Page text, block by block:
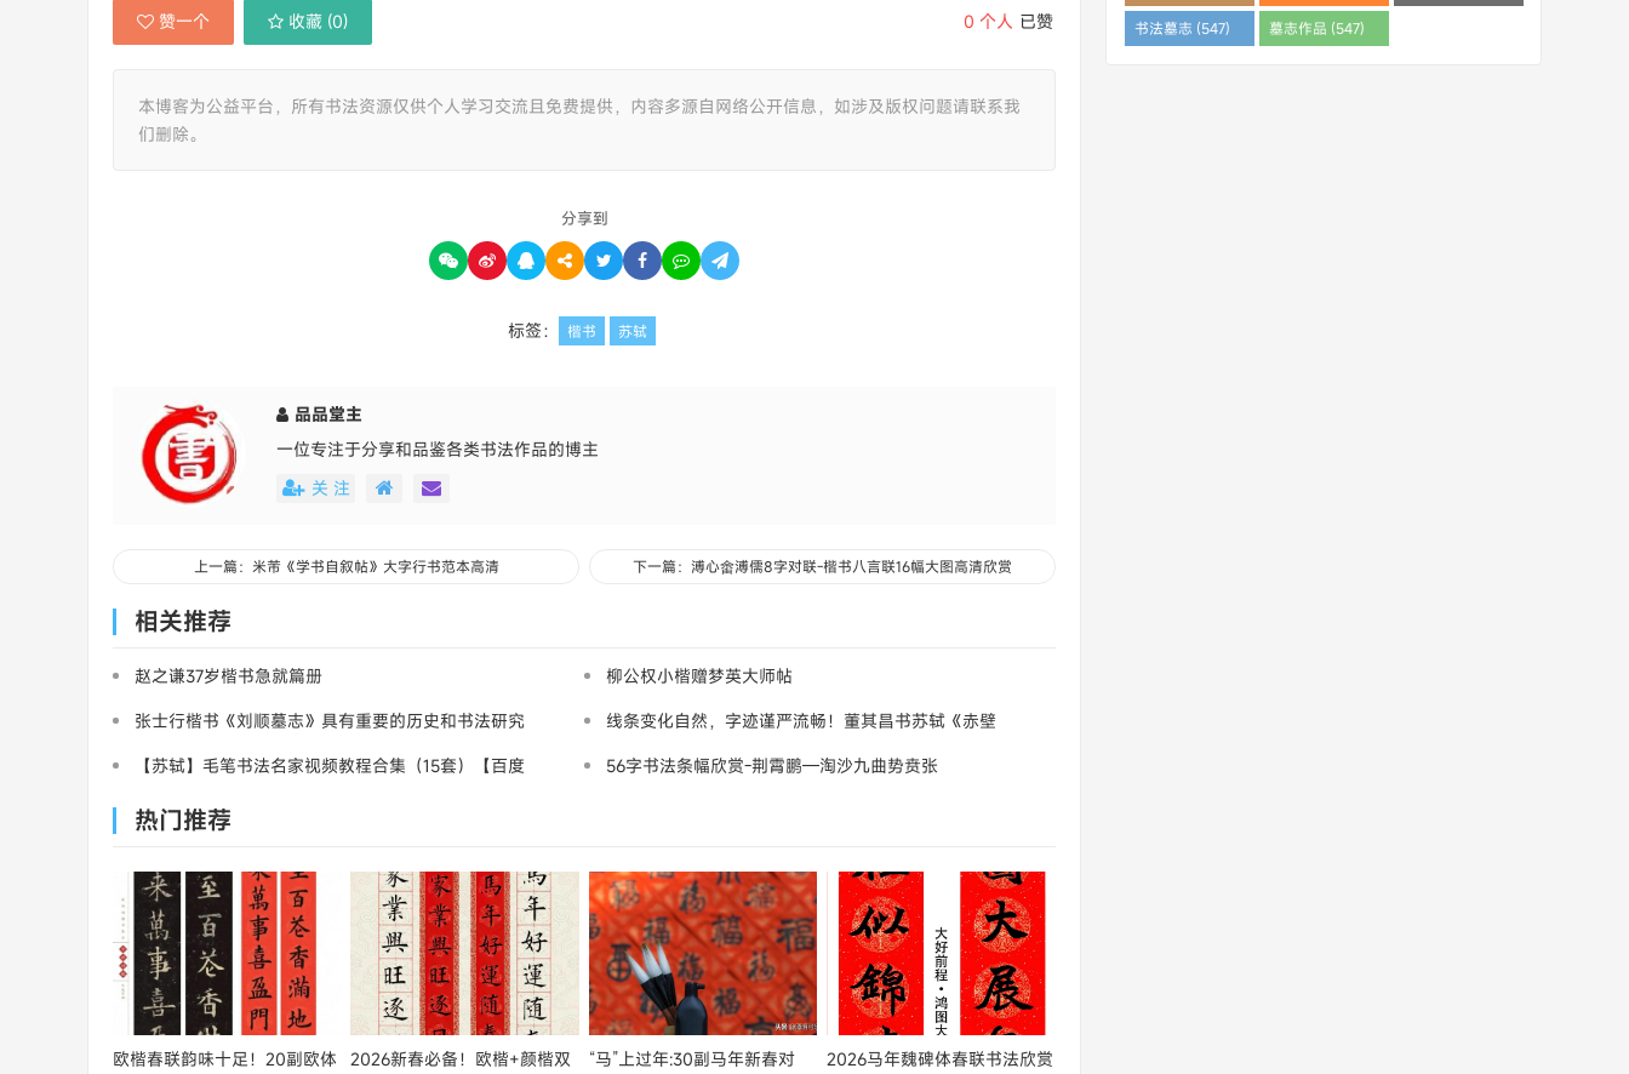
0 个人 已赞
赞一个 收藏 (0)
本博客为公益平台，所有书法资源仅供个人学习交流且免费提供，内容多源自网络公开信息，如涉及版权问题请联系我
们删除。
分享到
标签： 楷书 苏轼
品品堂主
一位专注于分享和品鉴各类书法作品的博主
关 注
上一篇：米芾《学书自叙帖》大字行书范本高清 下一篇：溥心畬溥儒8字对联-楷书八言联16幅大图高清欣赏
相关推荐
赵之谦37岁楷书急就篇册
柳公权小楷赠梦英大师帖
张士行楷书《刘顺墓志》具有重要的历史和书法研究
线条变化自然，字迹谨严流畅！董其昌书苏轼《赤壁
【苏轼】毛笔书法名家视频教程合集（15套）【百度
56字书法条幅欣赏-荆霄鹏—淘沙九曲势贲张
热门推荐
欧楷春联韵味十足！20副欧体
2026新春必备！欧楷+颜楷双
“马”上过年:30副马年新春对
2026马年魏碑体春联书法欣赏
书法墓志 (547) 墓志作品 (547)